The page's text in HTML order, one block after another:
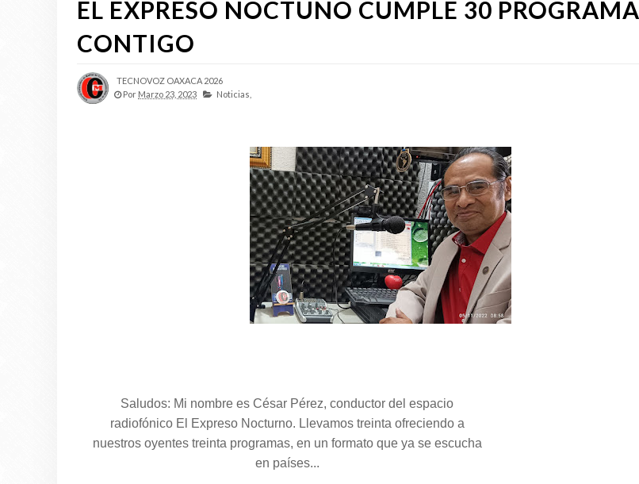
EL EXPRESO NOCTUNO CUMPLE 30
CONTIGO
TECNOVOZ OAXACA 2026
Por Marzo 23, 2023 Noticias,
Saludos: Mi nombre es César Pérez, conductor del espacio
radiofónico El Expreso Nocturno. Llevamos treinta ofreciendo a
nuestros oyentes treinta programas, en un formato que ya se escucha
en países...